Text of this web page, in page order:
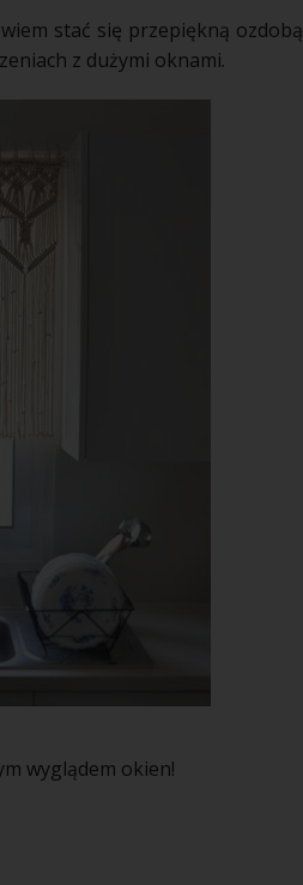
stać się przepiękną ozdobą
z dużymi oknami.
wyglądem okien!